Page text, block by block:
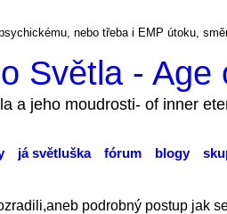
nebo třeba i EMP útoku,
Světla - Age
a jeho moudrosti- of inner
já světluška fórum blogy
podrobný postup jak